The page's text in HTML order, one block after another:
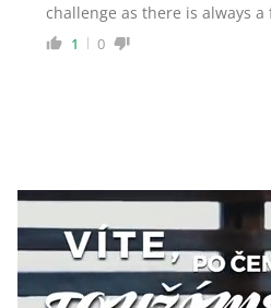
challenge as there is always
1 0